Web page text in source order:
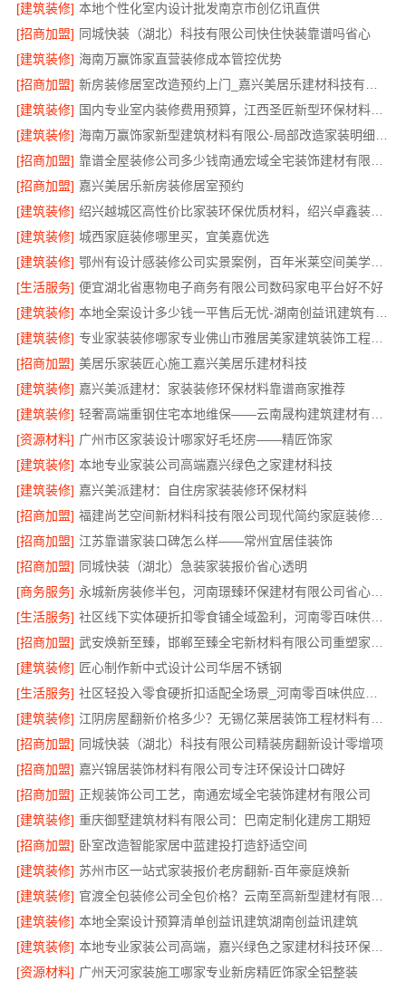
[建筑装修] 本地个性化室内设计批发南京市创亿讯直供
[招商加盟] 同城快装（湖北）科技有限公司快住快装靠谱吗省心
[建筑装修] 海南万赢饰家直营装修成本管控优势
[招商加盟]
[建筑装修]
国内专业室内装修费用预算，江西圣匠新型环保材料有限公司透明报价
[建筑装修]
[招商加盟]
[招商加盟] 嘉兴美居乐新房装修居室预约
[建筑装修]
绍兴越城区高性价比家装环保优质材料，绍兴卓鑫装饰材料有限公司品质之选
[建筑装修] 城西家庭装修哪里买，宜美嘉优选
[建筑装修]
鄂州有设计感装修公司实景案例，百年米莱空间美学装饰材料有限公司
[生活服务] 便宜湖北省惠物电子商务有限公司数码家电平台好不好
[建筑装修]
[建筑装修]
专业家装装修哪家专业佛山市雅居美家建筑装饰工程有限公司
[招商加盟] 美居乐家装匠心施工嘉兴美居乐建材科技
[建筑装修] 嘉兴美派建材：家装装修环保材料靠谱商家推荐
[建筑装修]
[资源材料] 广州市区家装设计哪家好毛坯房——精匠饰家
[建筑装修] 本地专业家装公司高端嘉兴绿色之家建材科技
[建筑装修] 嘉兴美派建材：自住房家装装修环保材料
[招商加盟]
福建尚艺空间新材料科技有限公司现代简约家庭装修免费设计整体落地
[招商加盟] 江苏靠谱家装口碑怎么样——常州宜居佳装饰
[招商加盟] 同城快装（湖北）急装家装报价省心透明
[商务服务]
永城新房装修半包，河南璟臻环保建材有限公司省心托管
[生活服务]
社区线下实体硬折扣零食铺全域盈利，河南零百味供应链有限公司供应链强势赋能
[招商加盟]
[建筑装修] 匠心制作新中式设计公司华居不锈钢
[生活服务]
社区轻投入零食硬折扣适配全场景_河南零百味供应链有限公司
[建筑装修]
[招商加盟] 同城快装（湖北）科技有限公司精装房翻新设计零增项
[招商加盟] 嘉兴锦居装饰材料有限公司专注环保设计口碑好
[招商加盟] 正规装饰公司工艺，南通宏域全宅装饰建材有限公司
[建筑装修] 重庆御墅建筑材料有限公司：巴南定制化建房工期短
[招商加盟] 卧室改造智能家居中蓝建投打造舒适空间
[建筑装修] 苏州市区一站式家装报价老房翻新-百年豪庭焕新
[建筑装修]
[建筑装修] 本地全案设计预算清单创益讯建筑湖南创益讯建筑
[建筑装修]
本地专业家装公司高端，嘉兴绿色之家建材科技环保全包装修
[资源材料] 广州天河家装施工哪家专业新房精匠饰家全铝整装